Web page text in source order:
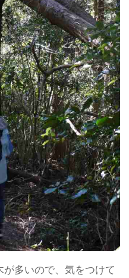
多いので、気をつけて